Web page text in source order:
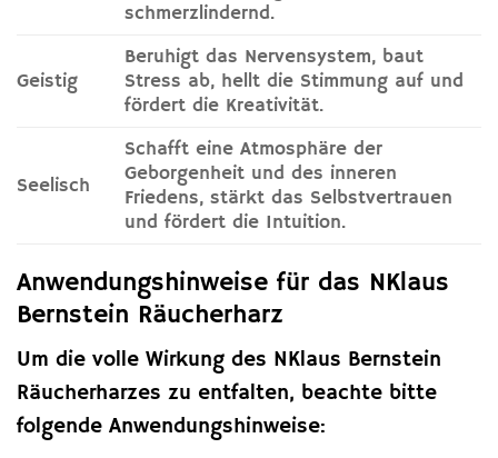
schmerzlindernd.
Geistig
Beruhigt das Nervensystem, baut
Stress ab, hellt die Stimmung auf und
fördert die Kreativität.
Seelisch
Schafft eine Atmosphäre der
Geborgenheit und des inneren
Friedens, stärkt das Selbstvertrauen
und fördert die Intuition.
Anwendungshinweise für das NKlaus
Bernstein Räucherharz
Um die volle Wirkung des NKlaus Bernstein
Räucherharzes zu entfalten, beachte bitte
folgende Anwendungshinweise: